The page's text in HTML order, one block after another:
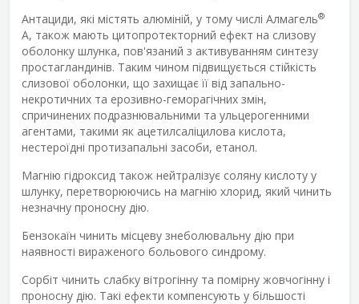
Антациди, які містять алюміній, у тому числі Алмагель®
А, також мають цитопротекторний ефект на слизову
оболонку шлунка, пов'язаний з активуванням синтезу
простагландинів. Таким чином підвищується стійкість
слизової оболонки, що захищає її від запально-
некротичних та ерозивно-геморагічних змін,
спричинених подразнювальними та ульцерогенними
агентами, такими як ацетилсаліцилова кислота,
нестероїдні протизапальні засоби, етанол.
Магнію гідроксид також нейтралізує соляну кислоту у
шлунку, перетворюючись на магнію хлорид, який чинить
незначну проносну дію.
Бензокаїн чинить місцеву знеболювальну дію при
наявності вираженого больового синдрому.
Сорбіт чинить слабку вітрогінну та помірну жовчогінну і
проносну дію. Такі ефекти компенсують у більшості